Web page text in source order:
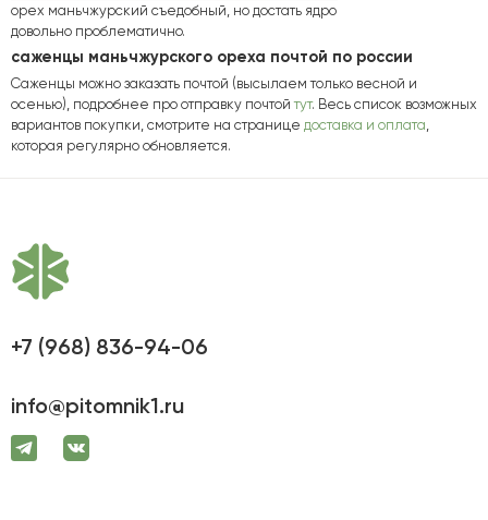
орех маньчжурский съедобный, но достать ядро
довольно проблематично.
саженцы маньчжурского ореха почтой по россии
Саженцы можно заказать почтой (высылаем только весной и
осенью), подробнее про отправку почтойтут. Весь список возможных
вариантов покупки, смотрите на странице доставка и оплата
которая регулярно обновляется.
+7 (968) 836-94-06
info@pitomnik1.ru